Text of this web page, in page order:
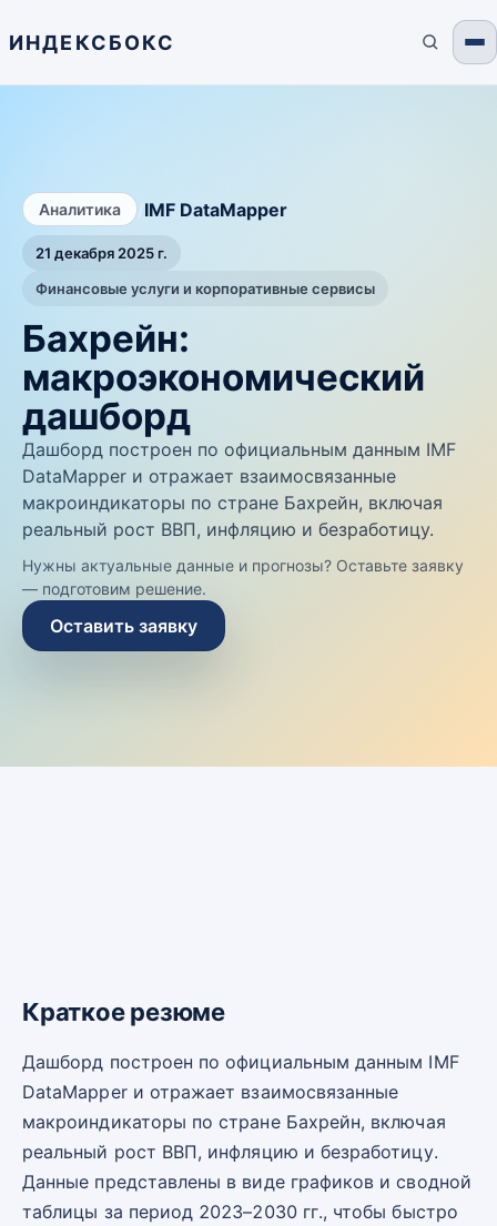
ИНДЕКСБОКС
Аналитика IMF DataMapper
21 декабря 2025 г.
Финансовые услуги и корпоративные сервисы
Бахрейн:
макроэкономический
дашборд
Дашборд построен по официальным данным IMF
DataMapper и отражает взаимосвязанные
макроиндикаторы по стране Бахрейн, включая
реальный рост ВВП, инфляцию и безработицу.
Нужны актуальные данные и прогнозы? Оставьте заявку
— подготовим решение.
Оставить заявку
Краткое резюме
Дашборд построен по официальным данным IMF
DataMapper и отражает взаимосвязанные
макроиндикаторы по стране Бахрейн, включая
реальный рост ВВП, инфляцию и безработицу.
Данные представлены в виде графиков и сводной
таблицы за период 2023–2030 гг., чтобы быстро